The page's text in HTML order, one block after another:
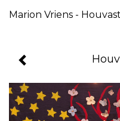
Marion Vriens -